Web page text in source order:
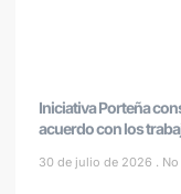
Iniciativa Porteña
acuerdo con los
30 de julio de 2026